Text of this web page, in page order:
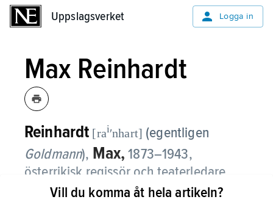
Uppslagsverket Logga in
Max Reinhardt
Reinhardt [raiʹnhart] (egentligen
Goldmann), Max, 1873–1943,
österrikisk regissör och teaterledare.
Reinhardt var under 1900-talets första
Vill du komma åt hela artikeln?